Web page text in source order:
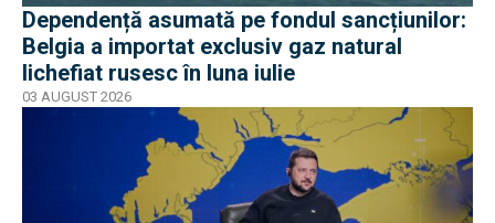
Dependență asumată pe fondul sancțiunilor:
Belgia a importat exclusiv gaz natural
lichefiat rusesc în luna iulie
03 AUGUST 2026